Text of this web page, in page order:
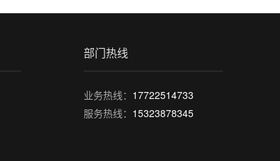
部门热线
业务热线： 17722514733
服务热线： 15323878345